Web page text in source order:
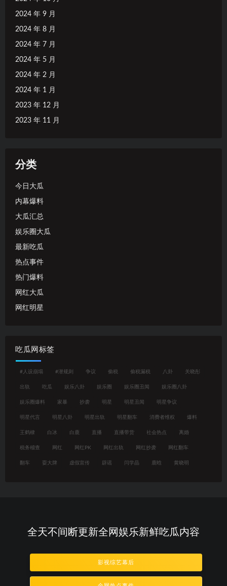
2024 年 9 月
2024 年 8 月
2024 年 7 月
2024 年 5 月
2024 年 2 月
2024 年 1 月
2023 年 12 月
2023 年 11 月
分类
今日大瓜
内幕爆料
大瓜汇总
娱乐圈大瓜
最新吃瓜
热点事件
热门爆料
网红大瓜
网红明星
吃瓜网标签
#人设崩塌 #潜规则 争议 偷税 偷税漏税 八卦 关晓彤
出轨 吃瓜 娱乐八卦 娱乐圈 娱乐圈丑闻 娱乐圈八卦
娱乐圈爆料 家暴 抄袭 明星 明星丑闻 明星争议
明星代言 明星八卦 明星出轨 明星翻车 消费者维权 爆料
王鹤棣 白冰 白鹿 直播 直播带货 社会热点 离婚
税务稽查 网红 网红PK 网红出轨 网红抄袭 网红翻车
翻车 耍大牌 虚假宣传 辟谣 闫学晶 鹿晗 黄晓明
全天不间断更新全网娱乐新鲜吃瓜内容
影视综艺幕后